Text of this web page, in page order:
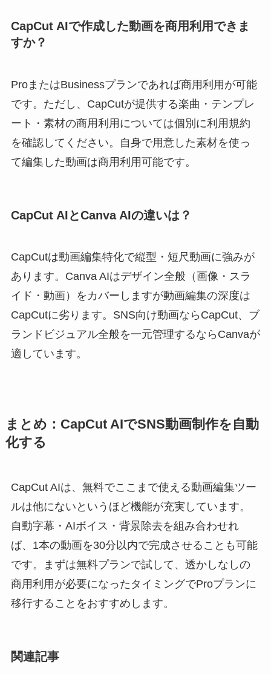
CapCut AIで作成した動画を商用利用できま
すか？
ProまたはBusinessプランであれば商用利用が可能
です。ただし、CapCutが提供する楽曲・テンプレ
ート・素材の商用利用については個別に利用規約
を確認してください。自身で用意した素材を使っ
て編集した動画は商用利用可能です。
CapCut AIとCanva AIの違いは？
CapCutは動画編集特化で縦型・短尺動画に強みが
あります。Canva AIはデザイン全般（画像・スラ
イド・動画）をカバーしますが動画編集の深度は
CapCutに劣ります。SNS向け動画ならCapCut、ブ
ランドビジュアル全般を一元管理するならCanvaが
適しています。
まとめ：CapCut AIでSNS動画制作を自動
化する
CapCut AIは、無料でここまで使える動画編集ツー
ルは他にないというほど機能が充実しています。
自動字幕・AIボイス・背景除去を組み合わせれ
ば、1本の動画を30分以内で完成させることも可能
です。まずは無料プランで試して、透かしなしの
商用利用が必要になったタイミングでProプランに
移行することをおすすめします。
関連記事